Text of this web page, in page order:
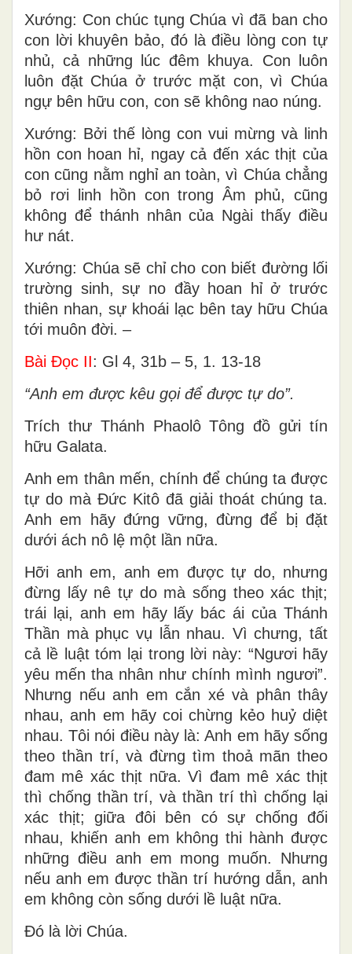
Xướng: Con chúc tụng Chúa vì đã ban cho
con lời khuyên bảo, đó là điều lòng con tự
nhủ, cả những lúc đêm khuya. Con luôn
luôn đặt Chúa ở trước mặt con, vì Chúa
ngự bên hữu con, con sẽ không nao núng.
Xướng: Bởi thế lòng con vui mừng và linh
hồn con hoan hỉ, ngay cả đến xác thịt của
con cũng nằm nghỉ an toàn, vì Chúa chẳng
bỏ rơi linh hồn con trong Âm phủ, cũng
không để thánh nhân của Ngài thấy điều
hư nát.
Xướng: Chúa sẽ chỉ cho con biết đường lối
trường sinh, sự no đầy hoan hỉ ở trước
thiên nhan, sự khoái lạc bên tay hữu Chúa
tới muôn đời. –
Bài Ðọc II: Gl 4, 31b – 5, 1. 13-18
“Anh em được kêu gọi để được tự do”.
Trích thư Thánh Phaolô Tông đồ gửi tín
hữu Galata.
Anh em thân mến, chính để chúng ta được
tự do mà Ðức Kitô đã giải thoát chúng ta.
Anh em hãy đứng vững, đừng để bị đặt
dưới ách nô lệ một lần nữa.
Hỡi anh em, anh em được tự do, nhưng
đừng lấy nê tự do mà sống theo xác thịt;
trái lại, anh em hãy lấy bác ái của Thánh
Thần mà phục vụ lẫn nhau. Vì chưng, tất
cả lề luật tóm lại trong lời này: “Ngươi hãy
yêu mến tha nhân như chính mình ngươi”.
Nhưng nếu anh em cắn xé và phân thây
nhau, anh em hãy coi chừng kẻo huỷ diệt
nhau. Tôi nói điều này là: Anh em hãy sống
theo thần trí, và đừng tìm thoả mãn theo
đam mê xác thịt nữa. Vì đam mê xác thịt
thì chống thần trí, và thần trí thì chống lại
xác thịt; giữa đôi bên có sự chống đối
nhau, khiến anh em không thi hành được
những điều anh em mong muốn. Nhưng
nếu anh em được thần trí hướng dẫn, anh
em không còn sống dưới lề luật nữa.
Ðó là lời Chúa.